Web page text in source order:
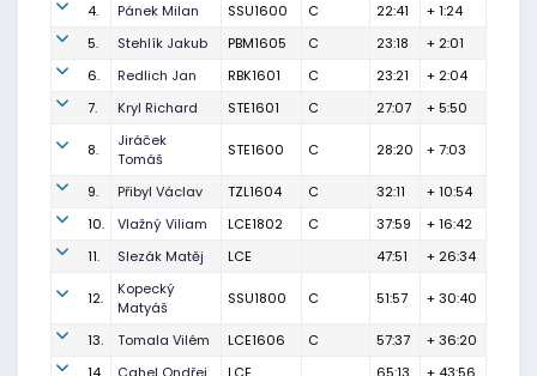
4. Pánek Milan SSU1600 C 22:41
+ 1:24
5.
Stehlík Jakub PBM1605 C 23:18
+ 2:01
6.
Redlich Jan RBK1601 C 23:21
+ 2:04
7.
Kryl Richard STE1601 C 27:07 + 5:50
8.
Jiráček
Tomáš
STE1600 C 28:20 + 7:03
9. Přibyl Václav TZL1604 C 32:11
+ 10:54
10.
Vlažný Viliam LCE1802 C 37:59
+ 16:42
11.
Slezák Matěj LCE 47:51 + 26:34
12.
Kopecký
Matyáš
SSU1800 C 51:57 + 30:40
13. Tomala Vilém LCE1606 C 57:37
+ 36:20